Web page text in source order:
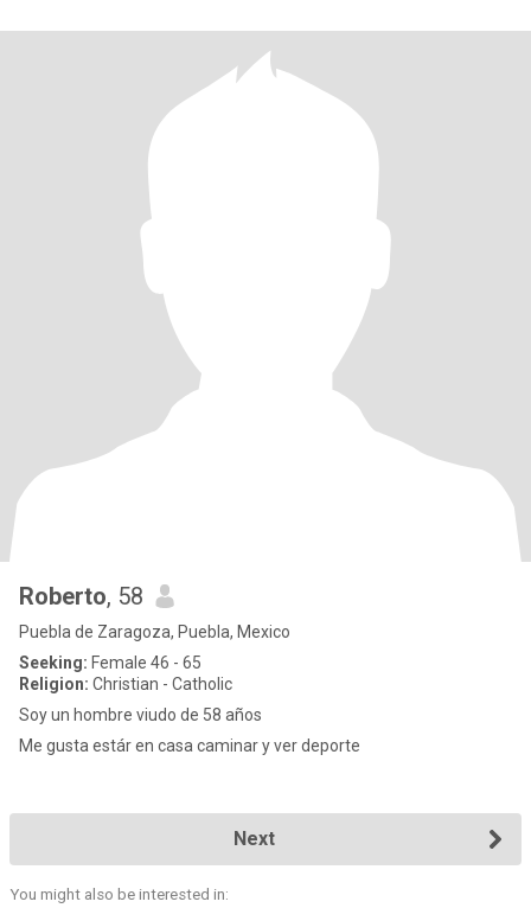
Roberto, 58
Puebla de Zaragoza, Puebla, Mexico
Seeking: Female 46 - 65
Religion: Christian - Catholic
Soy un hombre viudo de 58 años
Me gusta estár en casa caminar y ver deporte
Next
You might also be interested in: